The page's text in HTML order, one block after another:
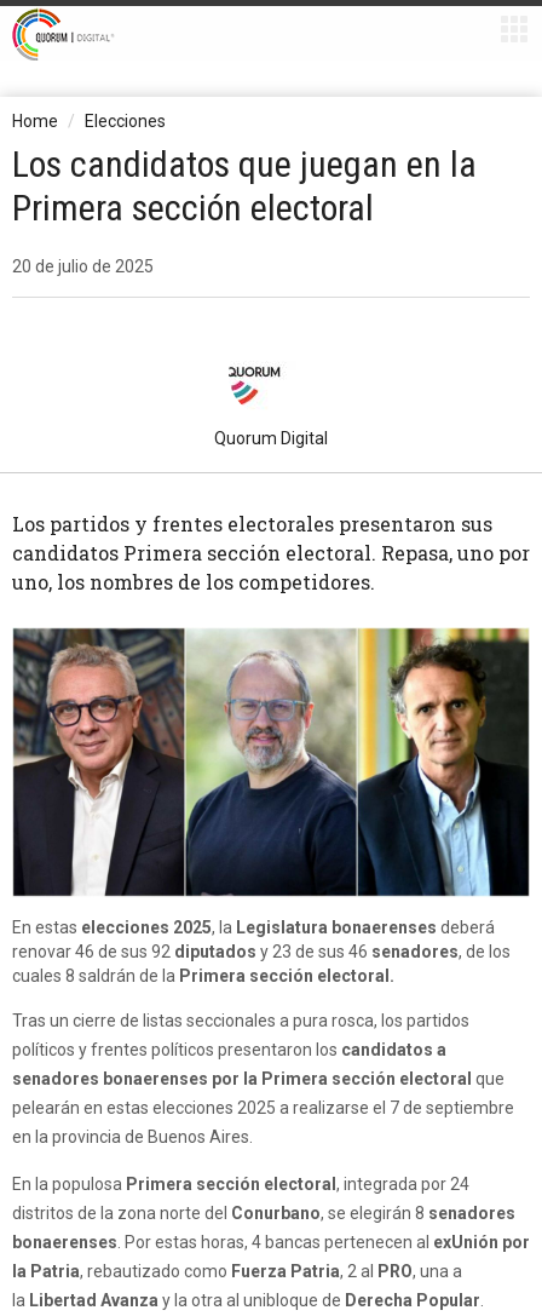
Home Elecciones
Los candidatos que juegan en la
Primera sección electoral
20 de julio de 2025
Quorum Digital
Los partidos y frentes electorales presentaron sus
candidatos Primera sección electoral. Repasa, uno por
uno, los nombres de los competidores.
En estas elecciones 2025, la Legislatura bonaerenses deberá
renovar 46 de sus 92 diputados y 23 de sus 46 senadores, de los
cuales 8 saldrán de la Primera sección electoral.
Tras un cierre de listas seccionales a pura rosca, los partidos
políticos y frentes políticos presentaron los candidatos a
senadores bonaerenses por la Primera sección electoral que
pelearán en estas elecciones 2025 a realizarse el 7 de septiembre
en la provincia de Buenos Aires.
En la populosa Primera sección electoral, integrada por 24
distritos de la zona norte del Conurbano, se elegirán 8 senadores
bonaerenses . Por estas horas, 4 bancas pertenecen al exUnión por
la Patria, rebautizado como Fuerza Patria, 2 al PRO, una a
la Libertad Avanza y la otra al unibloque de Derecha Popular